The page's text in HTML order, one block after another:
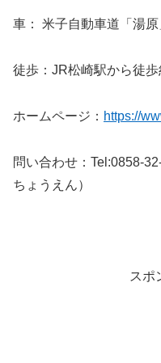
車： 米子自動車道「湯
徒歩：JR松崎駅から徒歩
ホームページ： https://
問い合わせ： Tel:0858-
ちょうえん）
スポ